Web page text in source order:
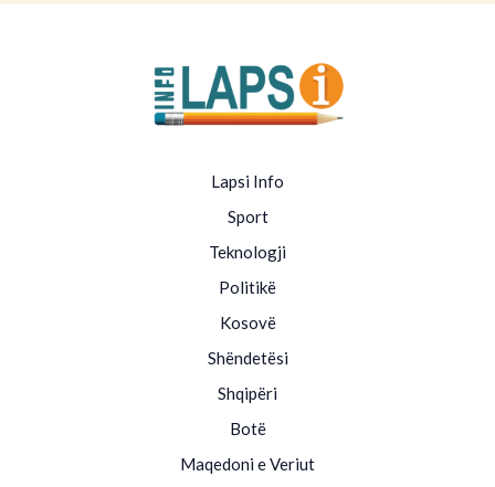
Lapsi Info
Sport
Teknologji
Politikë
Kosovë
Shëndetësi
Shqipëri
Botë
Maqedoni e Veriut